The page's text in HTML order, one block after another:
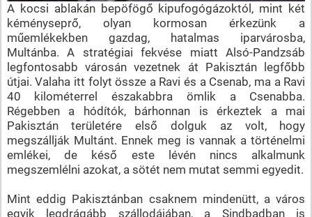
A kocsi ablakán bepöfögő kipufogógázoktól, mint két
kéményseprő, olyan kormosan érkezünk a
műemlékekben gazdag, hatalmas iparvárosba,
Multánba. A stratégiai fekvése miatt Alsó-Pandzsáb
legfontosabb városán vezetnek át Pakisztán legfőbb
útjai. Valaha itt folyt össze a Ravi és a Csenab, ma a Ravi
40 kilométerrel északabbra ömlik a Csenabba.
Régebben a hódítók, bárhonnan is érkeztek a mai
Pakisztán területére első dolguk az volt, hogy
megszállják Multánt. Ennek meg is vannak a történelmi
emlékei, de késő este lévén nincs alkalmunk
megszemlélni azokat, a sötét nem mutat semmi egyedit.
Mint eddig Pakisztánban csaknem mindenütt, a város
egyik legdrágább szállodájában, a Sindbadban is